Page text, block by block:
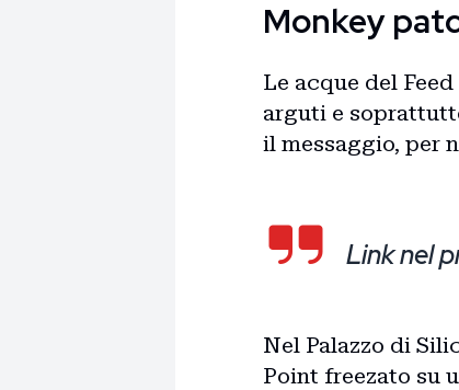
Monkey
Le acque del
arguti e
il messaggio, per
Link nel
Nel Palazzo di
Point freezato su